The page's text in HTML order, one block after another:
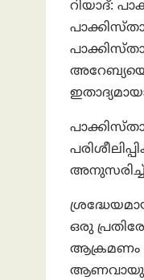
റിയാദ്:
അനുസരിച്ച്
ഒരു
ആക്രമണം
ആണവായുധ